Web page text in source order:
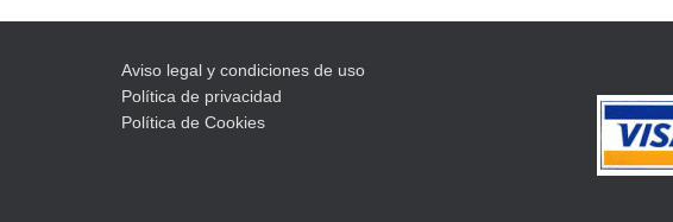
Aviso legal y condiciones de uso
Política de privacidad
Política de Cookies